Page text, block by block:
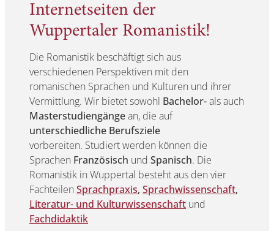
Internetseiten der
Wuppertaler Romanistik!
Die Romanistik beschäftigt sich aus
verschiedenen Perspektiven mit den
romanischen Sprachen und Kulturen und ihrer
Vermittlung. Wir bietet sowohl Bachelor-als auch
Masterstudiengängean, die auf
unterschiedliche Berufsziele
vorbereiten. Studiert werden können die
Sprachen Französisch und Spanisch. Die
Romanistik in Wuppertal besteht aus den vier
Fachteilen Sprachpraxis, Sprachwissenschaft,
Literatur- und Kulturwissenschaft und
Fachdidaktik